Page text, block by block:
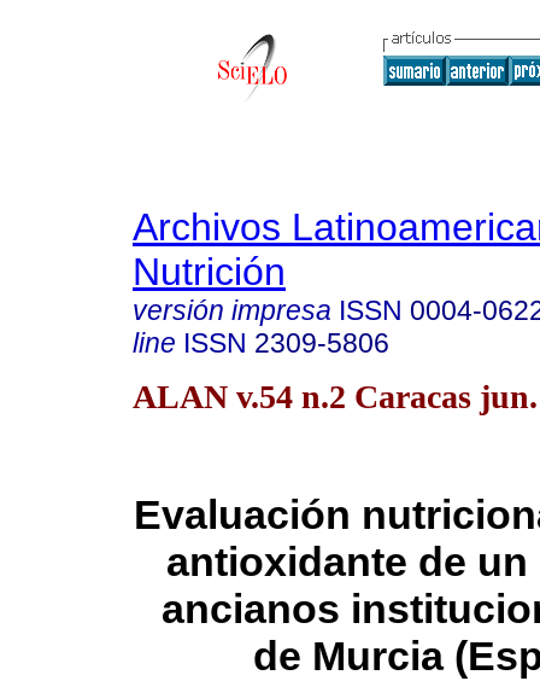
Archivos
Nutrición
versión impresa ISSN 0004-
line ISSN 2309-5806
ALAN v.54 n.2 Caracas
Evaluación
antioxidante de
ancianos
de Murcia